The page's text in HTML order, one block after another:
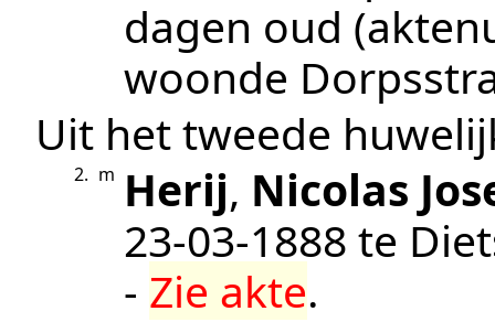
dagen oud
woonde
Uit het tweede
2. m Herij, Nicolas
23‑03‑1888 te
- Zie akte.